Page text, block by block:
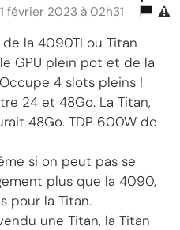
février 2023 à 02h31
de la 4090TI ou Titan
GPU plein pot et de la
4 slots pleins !
24 et 48Go. La Titan,
48Go. TDP 600W de
si on peut pas se
plus que la 4090,
pour la Titan.
une Titan, la Titan